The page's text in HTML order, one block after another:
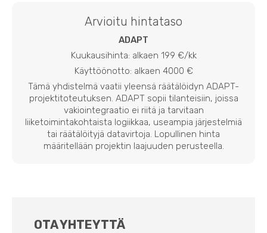
Arvioitu hintataso
ADAPT
Kuukausihinta: alkaen 199 €/kk
Käyttöönotto: alkaen 4000 €
Tämä yhdistelmä vaatii yleensä räätälöidyn ADAPT-
projektitoteutuksen. ADAPT sopii tilanteisiin, joissa
vakiointegraatio ei riitä ja tarvitaan
liiketoimintakohtaista logiikkaa, useampia järjestelmiä
tai räätälöityjä datavirtoja. Lopullinen hinta
määritellään projektin laajuuden perusteella.
OTA YHTEYTTÄ